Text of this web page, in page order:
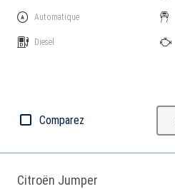
Automatique
Diesel
Comparez
Citroën Jumper